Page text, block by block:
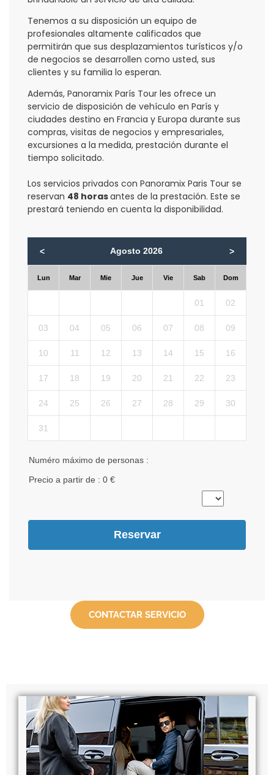
Tenemos a su disposición un equipo de
profesionales altamente calificados que
permitirán que sus desplazamientos turísticos y/o
de negocios se desarrollen como usted, sus
clientes y su familia lo esperan.
Además, Panoramix París Tour les ofrece un
servicio de disposición de vehículo en París y
ciudades destino en Francia y Europa durante sus
compras, visitas de negocios y empresariales,
excursiones a la medida, prestación durante el
tiempo solicitado.
Los servicios privados con Panoramix Paris Tour se
reservan 48 horasantes de la prestación. Este se
prestará teniendo en cuenta la disponibilidad.
CONTACTAR SERVICIO